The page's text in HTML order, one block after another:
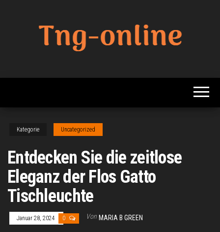
Online
Kategorie Uncategorized
Entdecken Sie die zeitlose
Eleganz der Flos Gatto
Tischleuchte
Januar 28, 2024 0 Von MARIA B GREEN